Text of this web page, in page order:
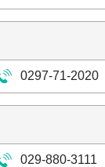
0297-71-2020
029-880-3111